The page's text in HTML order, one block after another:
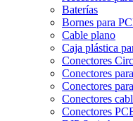
Baterías
Bornes para
Cable plano
Caja plástica
Conectores
Conectores
Conectores
Conectores
Conectores